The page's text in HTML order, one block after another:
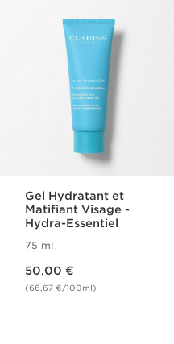
Gel Hydratant et
Matifiant Visage -
Hydra-Essentiel
75 ml
50,00 €
(66,67 €/100ml)